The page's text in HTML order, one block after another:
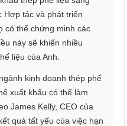
Hợp tác và phát triển
có thể chứng minh các
này sẽ khiến nhiều
liệu của Anh.
kinh doanh thép phế
xuất khẩu có thể làm
James Kelly, CEO của
quả tất yếu của việc hạn